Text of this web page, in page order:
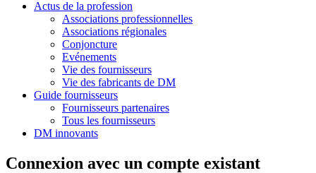
Actus de la profession
Associations professionnelles
Associations régionales
Conjoncture
Evénements
Vie des fournisseurs
Vie des fabricants de DM
Guide fournisseurs
Fournisseurs partenaires
Tous les fournisseurs
DM innovants
Connexion avec un compte existant